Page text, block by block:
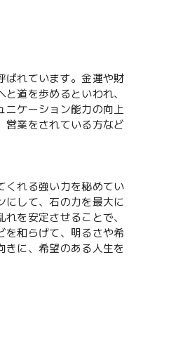
ばれています。金運や財
道を歩めるといわれ、
ニケーション能力の向上
営業をされている方など
くれる強い力を秘めてい
にして、石の力を最大に
を安定させることで、
を和らげて、明るさや希
きに、希望のある人生を